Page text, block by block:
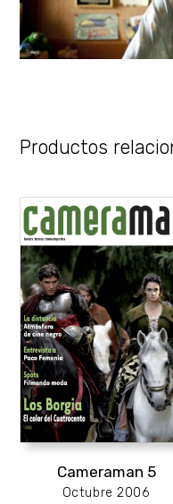
Productos
Cameraman 5
Octubre 2006